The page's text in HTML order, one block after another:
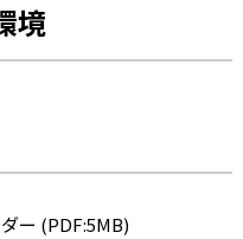
境
ー (PDF:5MB)